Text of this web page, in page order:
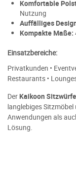
Komfortable
Nutzung
Auffälliges
Kompakte Maße:
Einsatzbereiche:
Privatkunden •
Restaurants •
Der Kaikoon
langlebiges
Anwendungen als
Lösung.